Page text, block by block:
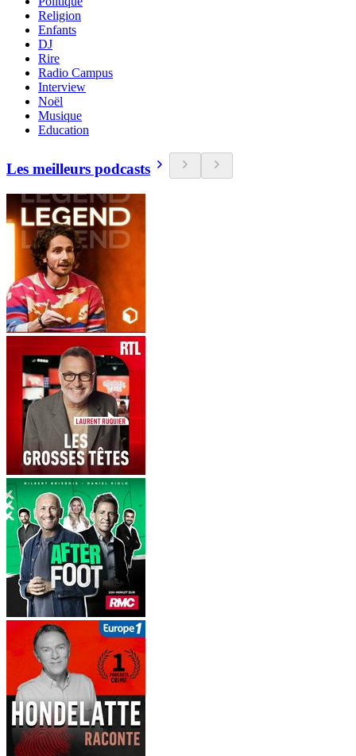
Religion
Enfants
DJ
Rire
Radio Campus
Interview
Noël
Musique
Education
Les meilleurs podcasts